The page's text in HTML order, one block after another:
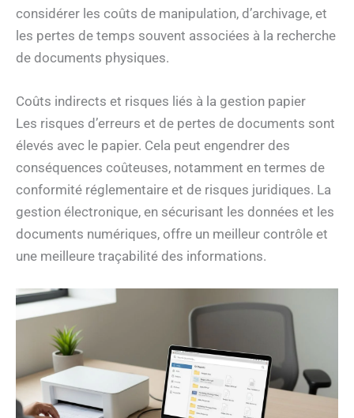
considérer les coûts de manipulation, d’archivage, et
les pertes de temps souvent associées à la recherche
de documents physiques.
Coûts indirects et risques liés à la gestion papier
Les risques d’erreurs et de pertes de documents sont
élevés avec le papier. Cela peut engendrer des
conséquences coûteuses, notamment en termes de
conformité réglementaire et de risques juridiques. La
gestion électronique, en sécurisant les données et les
documents numériques, offre un meilleur contrôle et
une meilleure traçabilité des informations.